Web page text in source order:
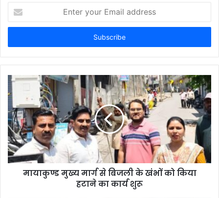
your
Email
मायाकुण्ड मुख्य मार्ग से बिजली के खंभों को किया
हटाने का कार्य शुरू